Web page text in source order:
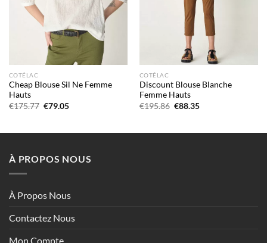
COTÉLAC
Cheap Blouse Sil Ne Femme
Hauts
€175.77 Le
€79.05Le
COTÉLAC
Discount Blouse Blanche
Femme Hauts
€195.86 Le
€88.35Le
À PROPOS NOUS
À Propos Nous
Contactez Nous
Mon Compte